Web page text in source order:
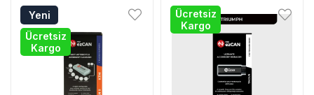
Yeni
Ürün
Ücretsiz
Kargo
Ücretsiz
Kargo